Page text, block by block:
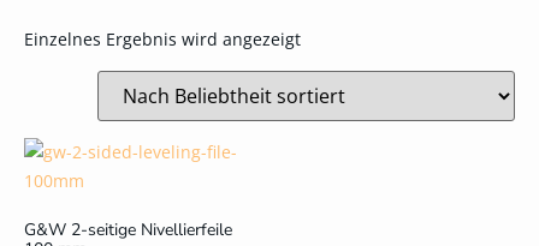
Einzelnes Ergebnis wird angezeigt
G&W 2-seitige Nivellierfeile